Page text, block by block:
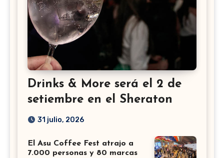
Drinks & More será el 2 de
setiembre en el Sheraton
31 julio, 2026
El Asu Coffee Fest atrajo a
7.000 personas y 80 marcas